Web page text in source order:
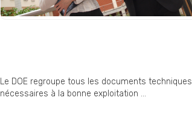
Le DOE regroupe tous les documents techniques
nécessaires à la bonne exploitation ...